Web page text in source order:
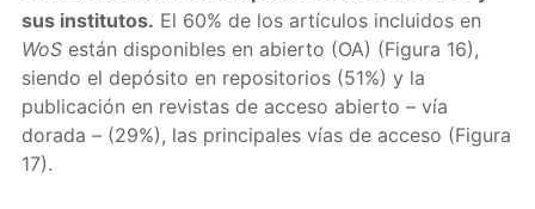
sus institutos. El 60% de los artículos incluidos en
WoSestán disponibles en abierto (OA) (Figura 16),
siendo el depósito en repositorios (51%) y la
publicación en revistas de acceso abierto – vía
dorada – (29%), las principales vías de acceso (Figura
17).